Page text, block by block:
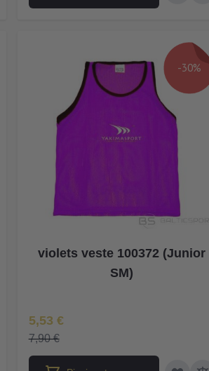
-30%
violets veste 100372 (Junior
SM)
Īpaša Cena
5,53 €
7,90 €